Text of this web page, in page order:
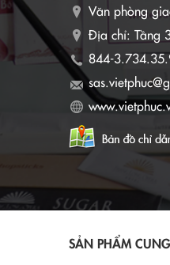
Văn phòng
Địa chỉ: Tầng
844-
SẢN PHẨM